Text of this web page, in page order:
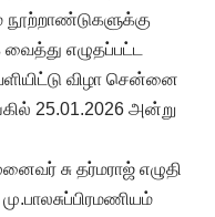
நூற்றாண்டுகளுக்கு
எழுதப்பட்ட
விழா சென்னை
25.01.2026 அன்று
சு தர்மராஜ் எழுதி